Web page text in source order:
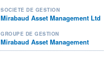
SOCIÉTÉ DE GESTION
Mirabaud Asset Management Ltd
GROUPE DE GESTION
Mirabaud Asset Management